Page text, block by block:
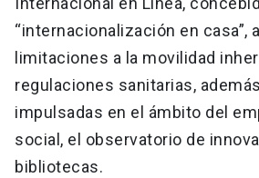
“internacionalización en casa”,
limitaciones a la movilidad
regulaciones sanitarias,
impulsadas en el ámbito del
social, el observatorio de
bibliotecas.